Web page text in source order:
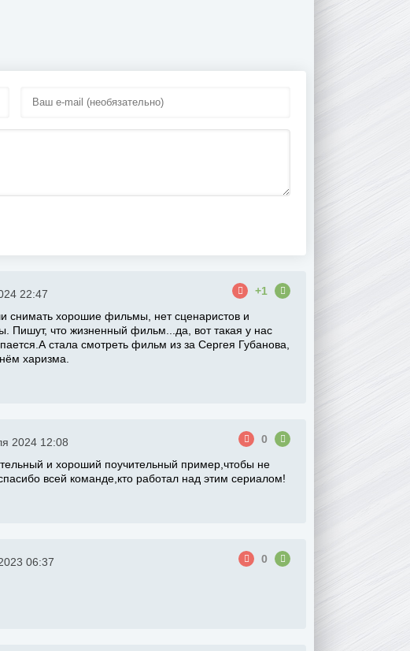
22:47
+1
снимать хорошие фильмы, нет сценаристов и
Пишут, что жизненный фильм...да, вот такая у нас
стала смотреть фильм из за Сергея Губанова,
харизма.
2024 12:08
0
и хороший поучительный пример,чтобы не
всей команде,кто работал над этим сериалом!
06:37
0